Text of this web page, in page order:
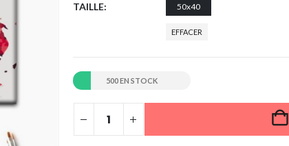
TAILLE 50x40
EFFACER
500 EN STOCK